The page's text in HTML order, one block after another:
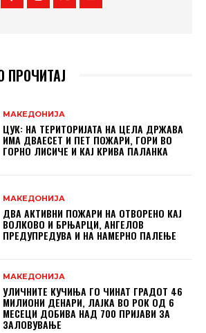
МАКЕДОНИЈА
ЦУК: НА ТЕРИТОРИЈАТА НА ЦЕЛА ДРЖАВА
ИМА ДВАЕСЕТ И ПЕТ ПОЖАРИ, ГОРИ ВО
ГОРНО ЛИСИЧЕ И КАЈ КРИВА ПАЛАНКА
МАКЕДОНИЈА
ДВА АКТИВНИ ПОЖАРИ НА ОТВОРЕНО КАЈ
ВОЛКОВО И БРЊАРЦИ, АНГЕЛОВ
ПРЕДУПРЕДУВА И НА НАМЕРНО ПАЛЕЊЕ
МАКЕДОНИЈА
УЛИЧНИТЕ КУЧИЊА ГО ЧИНАТ ГРАДОТ 46
МИЛИОНИ ДЕНАРИ, ЛАЈКА ВО РОК ОД 6
МЕСЕЦИ ДОБИВА НАД 700 ПРИЈАВИ ЗА
ЗАЛОВУВАЊЕ